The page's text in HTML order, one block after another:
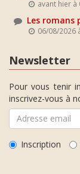
avant hier à
Les romans
06/08/2026
Newsletter
Pour vous tenir
inscrivez-vous à
Inscription